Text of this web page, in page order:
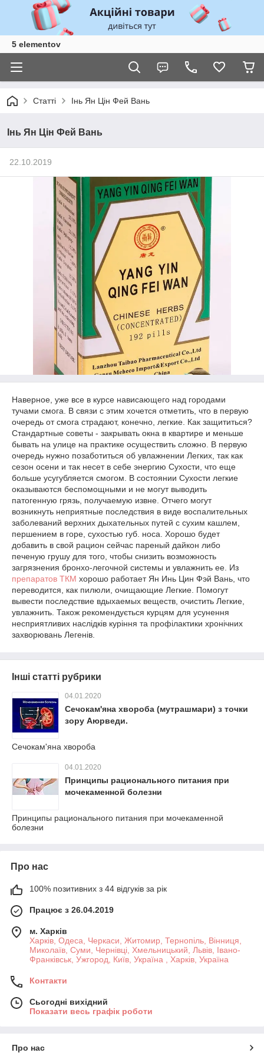
5 elementov
Статті Інь Ян Цін Фей Вань
Інь Ян Цін Фей Вань
22.10.2019
Наверное, уже все в курсе нависающего над городами
тучами смога. В связи с этим хочется отметить, что в первую
очередь от смога страдают, конечно, легкие. Как защититься?
Стандартные советы - закрывать окна в квартире и меньше
бывать на улице на практике осуществить сложно. В первую
очередь нужно позаботиться об увлажнении Легких, так как
сезон осени и так несет в себе энергию Сухости, что еще
больше усугубляется смогом. В состоянии Сухости легкие
оказываются беспомощными и не могут выводить
патогенную грязь, получаемую извне. Отчего могут
возникнуть неприятные последствия в виде воспалительных
заболеваний верхних дыхательных путей с сухим кашлем,
першением в горе, сухостью губ. носа. Хорошо будет
добавить в свой рацион сейчас пареный дайкон либо
печеную грушу для того, чтобы снизить возможность
загрязнения бронхо-легочной системы и увлажнить ее. Из
препаратов ТКМ хорошо работает Ян Инь Цин Фэй Вань, что
переводится, как пилюли, очищающие Легкие. Помогут
вывести последствие вдыхаемых веществ, очистить Легкие,
увлажнить. Також рекомендується курцям для усунення
несприятливих наслідків куріння та профілактики хронічних
захворювань Легенів.
Інші статті рубрики
04.01.2020
Сечокам'яна хвороба (мутрашмари) з точки
зору Аюрведи.
Сечокам'яна хвороба
04.01.2020
Принципы рационального питания при
мочекаменной болезни
Принципы рационального питания при мочекаменной
болезни
Про нас
100% позитивних з 44 відгуків за рік
Працює з 26.04.2019
м. Харків
Харків, Одеса, Черкаси, Житомир, Тернопіль, Вінниця,
Миколаїв, Суми, Чернівці, Хмельницький, Львів, Івано-
Франківськ, Ужгород, Київ, Україна , Харків, Україна
Контакти
Сьогодні вихідний
Показати весь графік роботи
Про нас